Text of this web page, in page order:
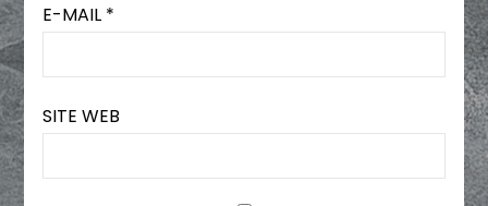
E-MAIL *
SITE WEB